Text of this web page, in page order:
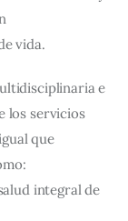
vida.
e
los servicios
que
integral de